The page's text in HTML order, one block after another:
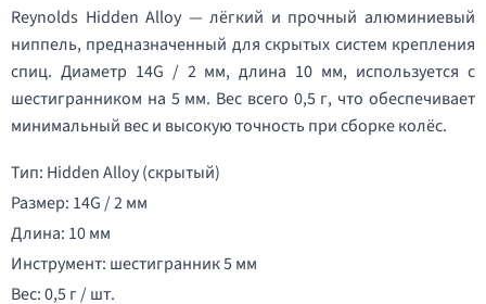
Reynolds Hidden Alloy — лёгкий и прочный алюминиевый
ниппель, предназначенный для скрытых систем крепления
спиц. Диаметр 14G / 2 мм, длина 10 мм, используется с
шестигранником на 5 мм. Вес всего 0,5 г, что обеспечивает
минимальный вес и высокую точность при сборке колёс.
Тип: Hidden Alloy (скрытый)
Размер: 14G / 2 мм
Длина: 10 мм
Инструмент: шестигранник 5 мм
Вес: 0,5 г / шт.